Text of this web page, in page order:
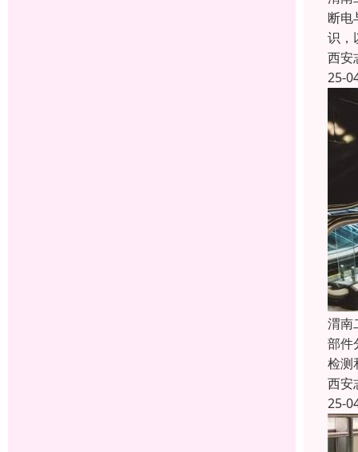
断电
识，
西安
25-
渭南
部件
检测
西安
25-